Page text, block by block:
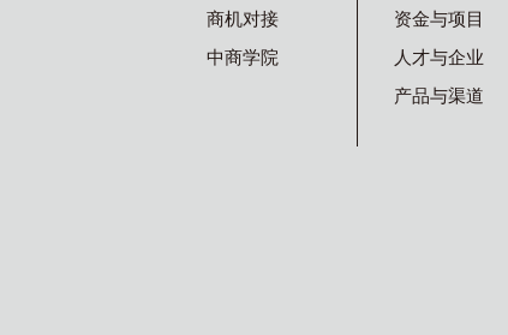
商机对接
中商学院
资金与项目
人才与企业
产品与渠道